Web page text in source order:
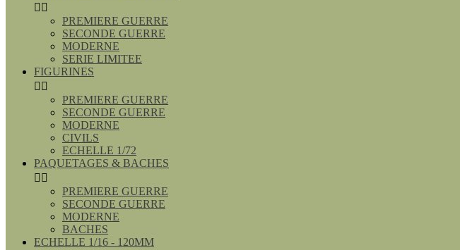
 
PREMIERE GUERRE
SECONDE GUERRE
MODERNE
SERIE LIMITEE
FIGURINES
 
PREMIERE GUERRE
SECONDE GUERRE
MODERNE
CIVILS
ECHELLE 1/72
PAQUETAGES & BACHES
 
PREMIERE GUERRE
SECONDE GUERRE
MODERNE
BACHES
ECHELLE 1/16 - 120MM